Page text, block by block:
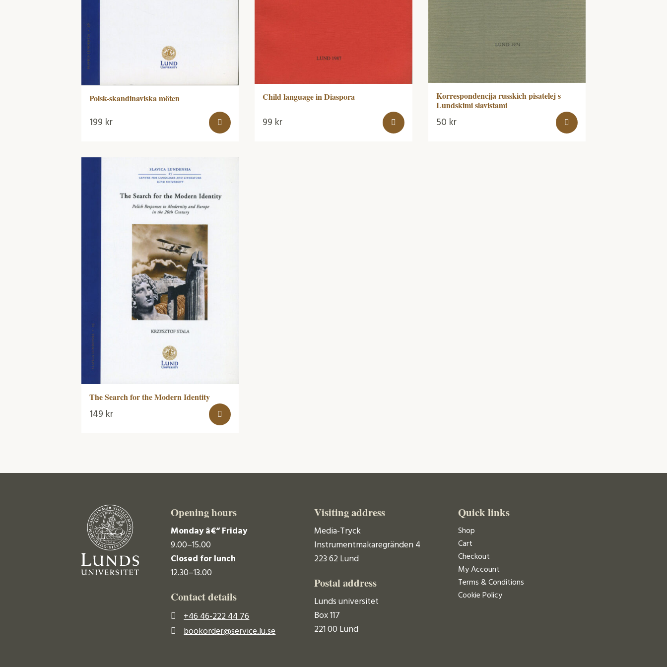
Polsk-skandinaviska möten
199 kr
Child language in Diaspora
99 kr
Korrespondencija russkich pisatelej s
Lundskimi slavistami
50 kr
The Search for the Modern Identity
149 kr
Opening hours
Monday â€“ Friday
9.00–15.00
Closed for lunch
12.30–13.00
Contact details
+46 46-222 44 76
bookorder@service.lu.se
Visiting address
Media-Tryck
Instrumentmakaregränden 4
223 62 Lund
Postal address
Lunds universitet
Box 117
221 00 Lund
Quick links
Shop
Cart
Checkout
My Account
Terms & Conditions
Cookie Policy